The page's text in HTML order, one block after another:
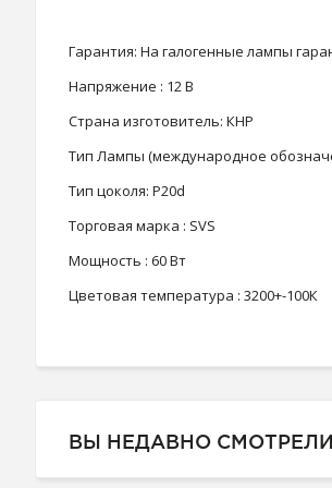
Гарантия: На галогенные лампы
Напряжение : 12 В
Страна изготовитель: КНР
Тип Лампы (международное
Тип цоколя: P20d
Торговая марка : SVS
Мощность : 60 Вт
Цветовая температура : 3200+-100К
ВЫ НЕДАВНО СМОТРЕЛИ